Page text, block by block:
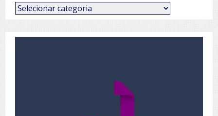
Categorias
de